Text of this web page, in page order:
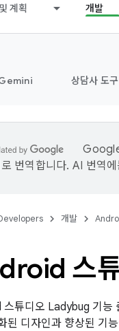
계획 개발
상담사 도
번역합니다. AI 번역
개발
스
튜디오 Ladybug 기능
된 디자인과 향상된 기